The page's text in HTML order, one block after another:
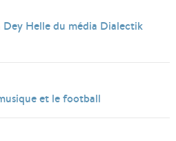
Dey Helle du média Dialectik
et le football